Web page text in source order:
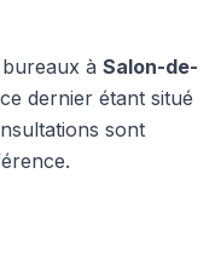
à Salon-de-
dernier étant situé
sont